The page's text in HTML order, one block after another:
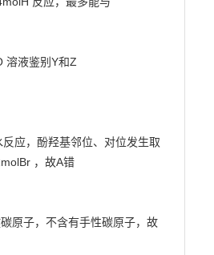
溶液鉴别Y和Z
应，酚羟基邻位、对位发生取
，故A错
原子，不含有手性碳原子，故